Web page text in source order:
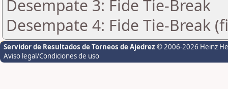
Desempate 3: Fide Tie-Break
Desempate 4: Fide Tie-Break
Servidor de Resultados de Torneos de Ajedrez © 2006-2026 Heinz
Aviso legal/Condiciones de uso